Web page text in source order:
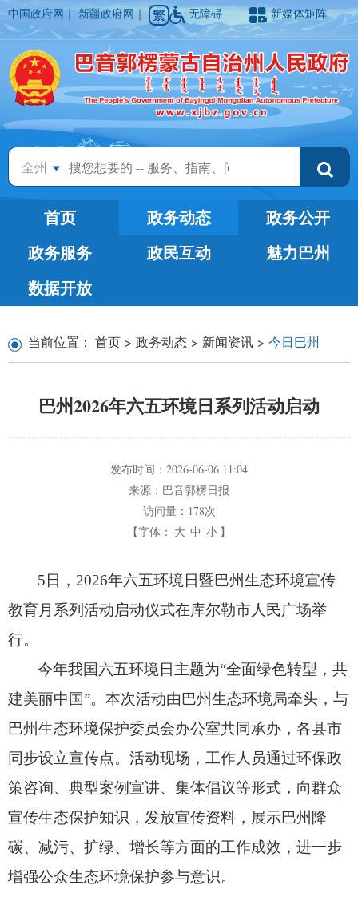
中国政府网 ｜新疆政府网 ｜ 无障碍 新媒体矩阵
全州
首页 政务动态
政务公开
政务服务
政民互动
魅力巴州
数据开放
当前位置： 首页 > 政务动态 > 新闻资讯 > 今日巴州
巴州2026年六五环境日系列活动启动
发布时间： 2026-06-06 11:04
来源： 巴音郭楞日报
访问量： 178次
【字体： 大 中 小 】
5日， 2026年六五环境日暨巴州生态环境宣传
教育月系列活动启动仪式在库尔勒市人民广场举
行。
今年我国六五环境日主题为“全面绿色转型，共
建美丽中国”。 本次活动由巴州生态环境局牵头， 与
巴州生态环境保护委员会办公室共同承办， 各县市
同步设立宣传点。 活动现场， 工作人员通过环保政
策咨询、 典型案例宣讲、 集体倡议等形式， 向群众
宣传生态保护知识， 发放宣传资料， 展示巴州降
碳、 减污、 扩绿、 增长等方面的工作成效， 进一步
增强公众生态环境保护参与意识。